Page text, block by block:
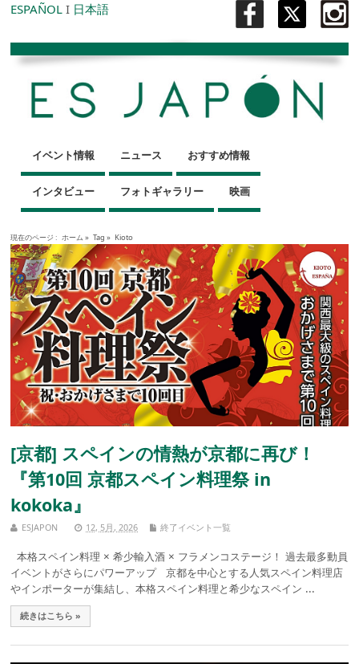
ESPAÑOL I 日本語
イベント情報 ニュース おすすめ情報
インタビュー フォトギャラリー 映画
現在のページ : ホーム » Tag » Kioto
[京都] スペインの情熱が京都に再び！
『第10回 京都スペイン料理祭 in
kokoka』
ESJAPON 12, 5月, 2026 終了イベント一覧
本格スペイン料理 × 希少輸入酒 × フラメンコステージ！ 過去最多動員
イベントがさらにパワーアップ 京都を中心とする人気スペイン料理店
やインポーターが集結し、本格スペイン料理と希少なスペイン ...
続きはこちら »